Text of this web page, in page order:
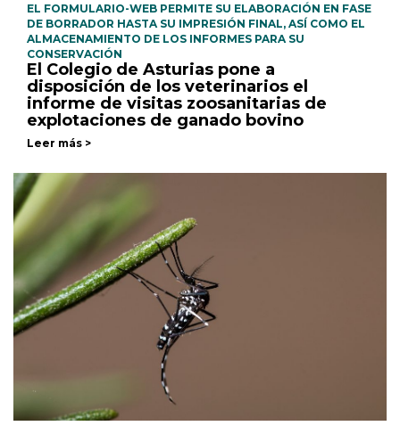
EL FORMULARIO-WEB PERMITE SU ELABORACIÓN EN FASE
DE BORRADOR HASTA SU IMPRESIÓN FINAL, ASÍ COMO EL
ALMACENAMIENTO DE LOS INFORMES PARA SU
CONSERVACIÓN
El Colegio de Asturias pone a
disposición de los veterinarios el
informe de visitas zoosanitarias de
explotaciones de ganado bovino
Leer más >